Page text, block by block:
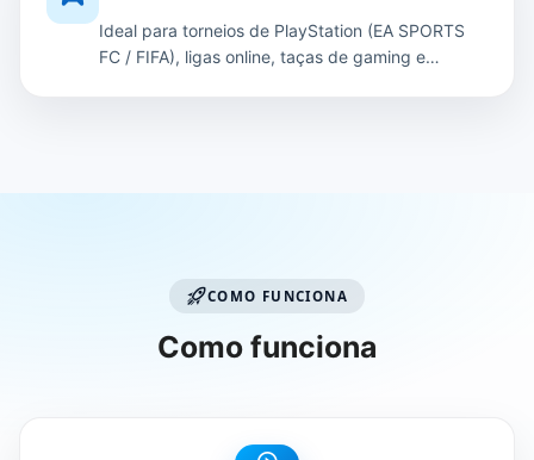
Ideal para torneios de PlayStation (EA SPORTS
FC / FIFA), ligas online, taças de gaming e
COMO FUNCIONA
Como funciona